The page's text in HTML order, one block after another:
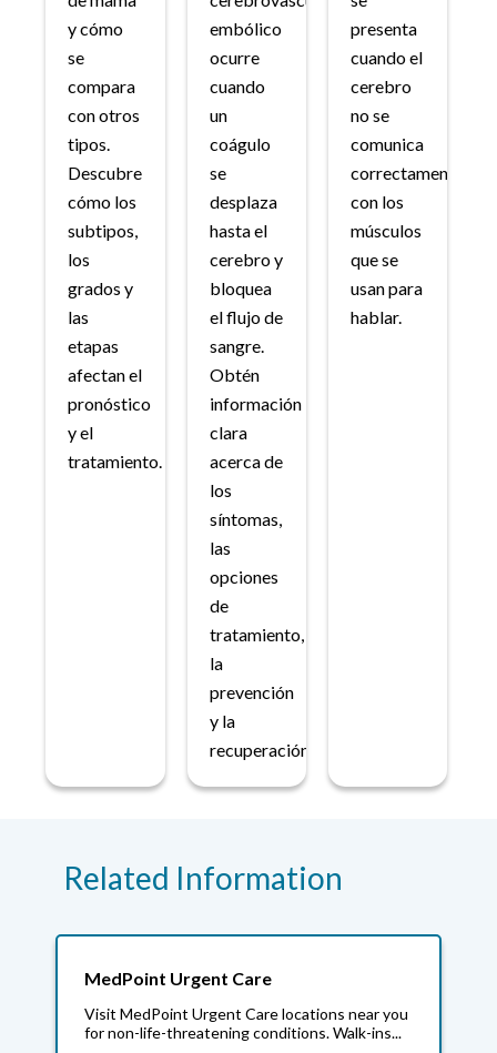
y cómo
se
compara
con otros
tipos.
Descubre
cómo los
subtipos,
los
grados y
las
etapas
afectan el
pronóstico
y el
tratamiento.
embólico
ocurre
cuando
un
coágulo
se
desplaza
hasta el
cerebro y
bloquea
el flujo de
sangre.
Obtén
información
clara
acerca de
los
síntomas,
las
opciones
de
tratamiento,
la
prevención
y la
recuperación.
presenta
cuando el
cerebro
no se
comunica
correctamente
con los
músculos
que se
usan para
hablar.
Related Information
MedPoint Urgent Care
Visit MedPoint Urgent Care locations near you
for non-life-threatening conditions. Walk-ins...